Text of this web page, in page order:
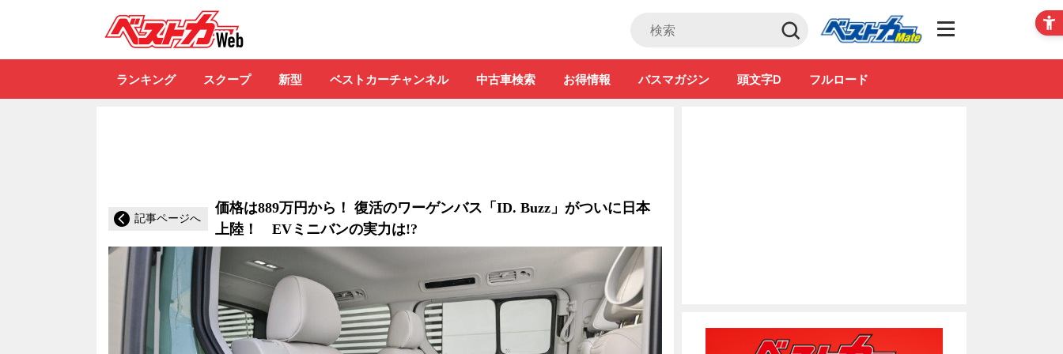
Club
ランキング スクープ 新型 ベストカーチャンネル 中古車検索 お得情報 バスマガジン 頭文字D フルロード
記事ページへ
価格は889万円から！ 復活のワーゲンバス「ID. Buzz」がついに日本
上陸！ EVミニバンの実力は!?